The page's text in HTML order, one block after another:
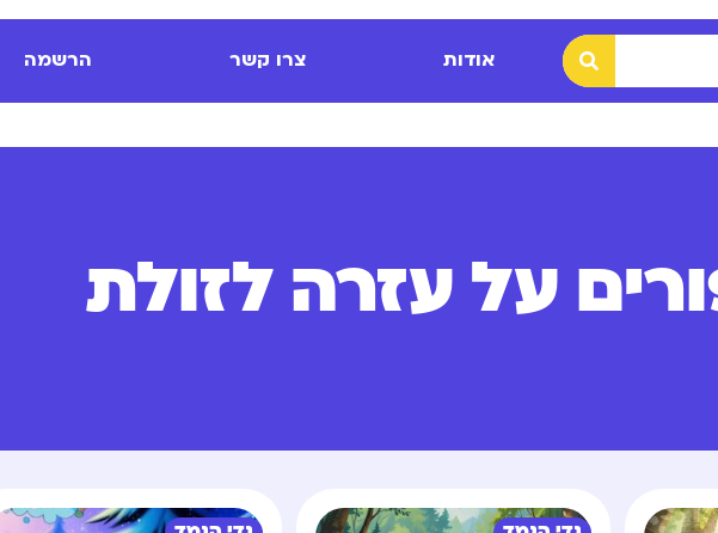
אודות צרו קשר הרשמה
על עזרה לזולת